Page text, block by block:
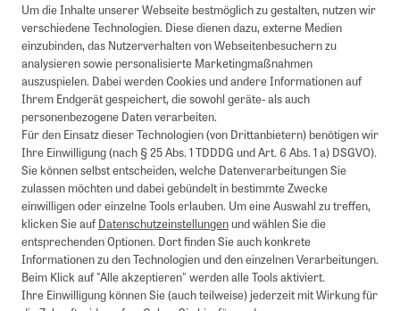
Um die Inhalte unserer Webseite bestmöglich zu gestalten, nutzen wir
verschiedene Technologien. Diese dienen dazu, externe Medien
einzubinden, das Nutzerverhalten von Webseitenbesuchern zu
analysieren sowie personalisierte Marketingmaßnahmen
auszuspielen. Dabei werden Cookies und andere Informationen auf
Ihrem Endgerät gespeichert, die sowohl geräte- als auch
personenbezogene Daten verarbeiten.
Für den Einsatz dieser Technologien (von Drittanbietern) benötigen wir
Ihre Einwilligung (nach § 25 Abs. 1 TDDDG und Art. 6 Abs. 1 a) DSGVO).
Sie können selbst entscheiden, welche Datenverarbeitungen Sie
zulassen möchten und dabei gebündelt in bestimmte Zwecke
einwilligen oder einzelne Tools erlauben. Um eine Auswahl zu treffen,
klicken Sie aufDatenschutzeinstellungenund wählen Sie die
entsprechenden Optionen. Dort finden Sie auch konkrete
Informationen zu den Technologien und den einzelnen Verarbeitungen.
Beim Klick auf "Alle akzeptieren" werden alle Tools aktiviert.
Ihre Einwilligung können Sie (auch teilweise) jederzeit mit Wirkung für